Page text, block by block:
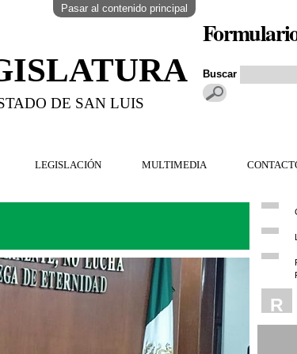
Pasar al contenido principal
Buscar
DE SAN LUIS
LEGISLACIÓN MULTIMEDIA
R